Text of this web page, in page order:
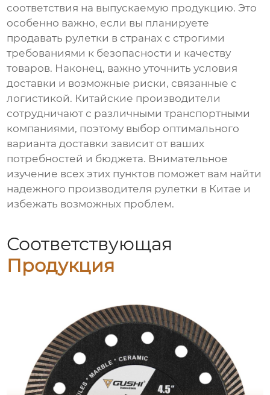
соответствия на выпускаемую продукцию. Это
особенно важно, если вы планируете
продавать рулетки в странах с строгими
требованиями к безопасности и качеству
товаров. Наконец, важно уточнить условия
доставки и возможные риски, связанные с
логистикой. Китайские производители
сотрудничают с различными транспортными
компаниями, поэтому выбор оптимального
варианта доставки зависит от ваших
потребностей и бюджета. Внимательное
изучение всех этих пунктов поможет вам найти
надежного производителя рулетки в Китае и
избежать возможных проблем.
Соответствующая
Продукция